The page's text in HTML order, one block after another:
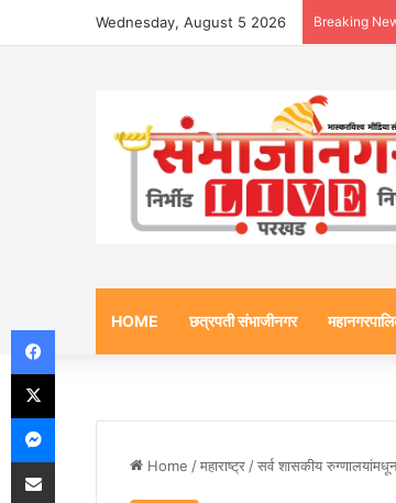
Wednesday, August 5 2026 Breaking
HOME छत्रपती संभाजीनगर
Home /महाराष्ट्र /सर्व शासकीय
Facebook
X
Messenger
Share via Email